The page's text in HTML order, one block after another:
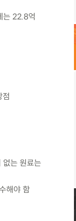
는 22.8억
점
없는 원료는
해야 함